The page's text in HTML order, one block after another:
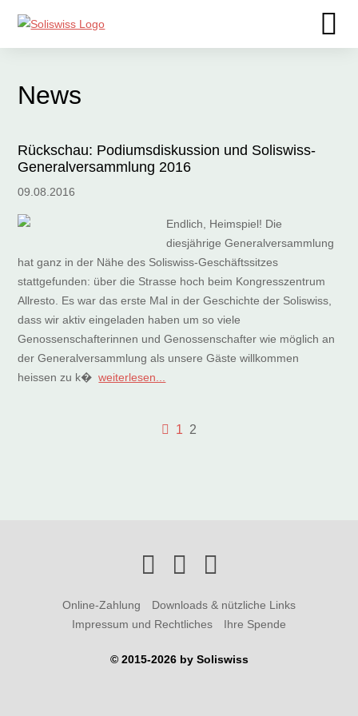
News
Rückschau: Podiumsdiskussion und Soliswiss-
Generalversammlung 2016
09.08.2016
Endlich, Heimspiel! Die
diesjährige Generalversammlung
hat ganz in der Nähe des Soliswiss-Geschäftssitzes
stattgefunden: über die Strasse hoch beim Kongresszentrum
Allresto. Es war das erste Mal in der Geschichte der Soliswiss,
dass wir aktiv eingeladen haben um so viele
Genossenschafterinnen und Genossenschafter wie möglich an
der Generalversammlung als unsere Gäste willkommen
heissen zu k�weiterlesen...
1 2
Online-Zahlung
Downloads & nützliche Links
Impressum und Rechtliches
Ihre Spende
© 2015-2026 by Soliswiss